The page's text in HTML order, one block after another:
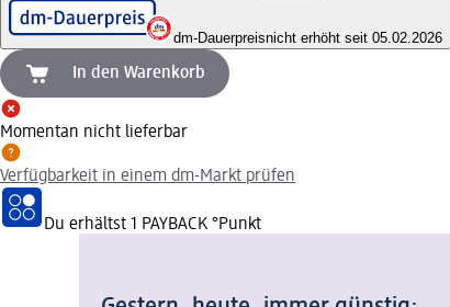
dm-Dauerpreisnicht erhöht seit 05.02.2026
In den Warenkorb
Momentan nicht lieferbar
Verfügbarkeit in einem dm-Markt prüfen
Du erhältst 1 PAYBACK °Punkt